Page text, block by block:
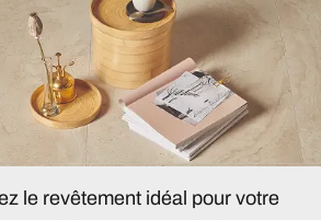
le revêtement idéal pour votre